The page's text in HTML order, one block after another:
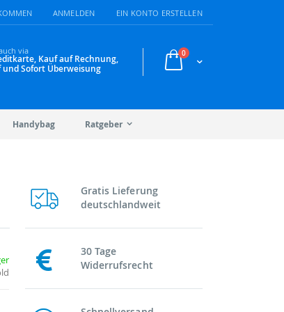
ANMELDEN EIN KONTO ERSTELLEN
Warenkorb
0Artikel
via
Kauf auf Rechnung,
und Sofort Überweisung
Handybag Ratgeber
Gratis Lieferung
deutschlandweit
30 Tage
Widerrufsrecht